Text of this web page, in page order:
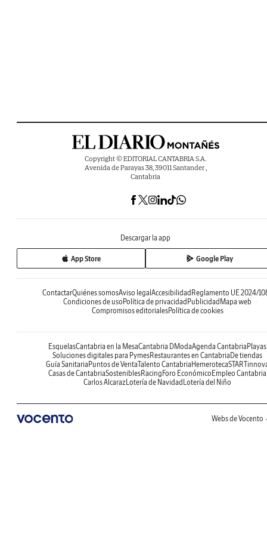
Copyright © EDITORIAL CANTABRIA S.A.
Avenida de Parayas 38, 39011 Santander ,
Cantabria
Descargar la app
App Store Google Play
ContactarQuiénes somosAviso legal Accesibilidad Reglamento UE 2024/
Condiciones de uso Política de privacidad Publicidad Mapa web
Compromisos editorialesPolítica de cookies
EsquelasCantabria en la MesaCantabria DModaAgenda Cantabria Playas
Soluciones digitales para PymesRestaurantes en Cantabria De tiendas
Guía Sanitaria Puntos de VentaTalento Cantabria Hemeroteca
Casas de CantabriaSosteniblesRacing Foro Económico Empleo Cantabria
Carlos AlcarazLotería de Navidad Lotería del Niño
Webs de Vocento